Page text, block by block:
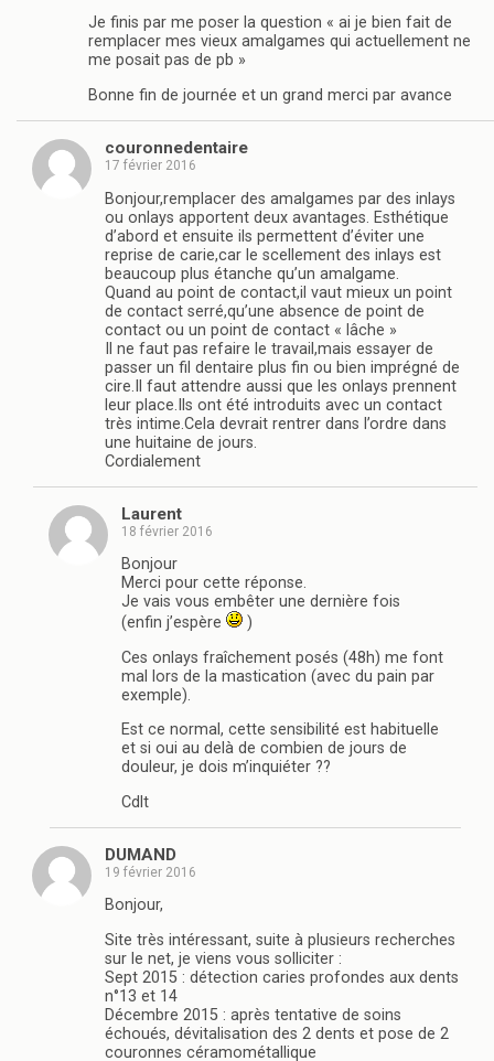
Je finis par me poser la question « ai je bien fait de
remplacer mes vieux amalgames qui actuellement ne
me posait pas de pb »
Bonne fin de journée et un grand merci par avance
couronnedentaire
17 février 2016
Bonjour,remplacer des amalgames par des inlays
ou onlays apportent deux avantages. Esthétique
d’abord et ensuite ils permettent d’éviter une
reprise de carie,car le scellement des inlays est
beaucoup plus étanche qu’un amalgame.
Quand au point de contact,il vaut mieux un point
de contact serré,qu’une absence de point de
contact ou un point de contact « lâche »
Il ne faut pas refaire le travail,mais essayer de
passer un fil dentaire plus fin ou bien imprégné de
cire.Il faut attendre aussi que les onlays prennent
leur place.Ils ont été introduits avec un contact
très intime.Cela devrait rentrer dans l’ordre dans
une huitaine de jours.
Cordialement
Laurent
18 février 2016
Bonjour
Merci pour cette réponse.
Je vais vous embêter une dernière fois
(enfin j’espère
)
Ces onlays fraîchement posés (48h) me font
mal lors de la mastication (avec du pain par
exemple).
Est ce normal, cette sensibilité est habituelle
et si oui au delà de combien de jours de
douleur, je dois m’inquiéter ??
Cdlt
DUMAND
19 février 2016
Bonjour,
Site très intéressant, suite à plusieurs recherches
sur le net, je viens vous solliciter :
Sept 2015 : détection caries profondes aux dents
n°13 et 14
Décembre 2015 : après tentative de soins
échoués, dévitalisation des 2 dents et pose de 2
couronnes céramométallique